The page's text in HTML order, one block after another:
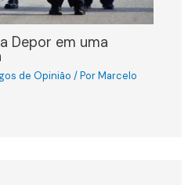
Depor em uma
de Opinião / PorMarcelo